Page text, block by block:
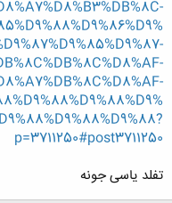
p=3711250#post3711250
تفلد یاسی جونه